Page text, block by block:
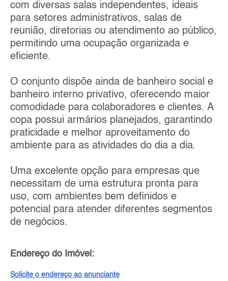
com diversas salas independentes, ideais
para setores administrativos, salas de
reunião, diretorias ou atendimento ao público,
permitindo uma ocupação organizada e
eficiente.
O conjunto dispõe ainda de banheiro social e
banheiro interno privativo, oferecendo maior
comodidade para colaboradores e clientes. A
copa possui armários planejados, garantindo
praticidade e melhor aproveitamento do
ambiente para as atividades do dia a dia.
Uma excelente opção para empresas que
necessitam de uma estrutura pronta para
uso, com ambientes bem definidos e
potencial para atender diferentes segmentos
de negócios.
Endereço do Imóvel:
Solicite o endereço ao anunciante